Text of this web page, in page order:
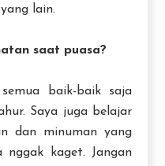
lain.
saat puasa?
baik-baik saja
Saya juga belajar
dan minuman yang
nggak kaget. Jangan